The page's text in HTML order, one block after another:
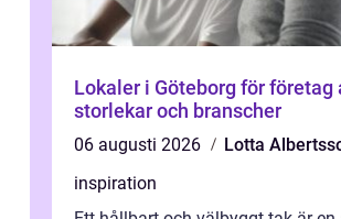
Lokaler i Göteborg för företag
storlekar och branscher
06 augusti 2026
Lotta
inspiration